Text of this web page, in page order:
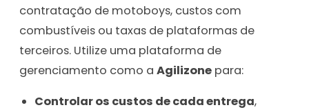
contratação de motoboys, custos com
combustíveis ou taxas de plataformas de
terceiros. Utilize uma plataforma de
gerenciamento como a Agilizone para:
Controlar os custos de cada entrega,